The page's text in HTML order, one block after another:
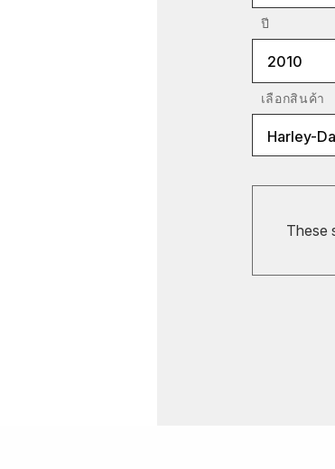
ปี
2010
เลือกสินค้า
Harley-
These